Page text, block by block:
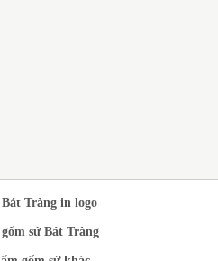
Bát Tràng in logo
sứ Bát Tràng